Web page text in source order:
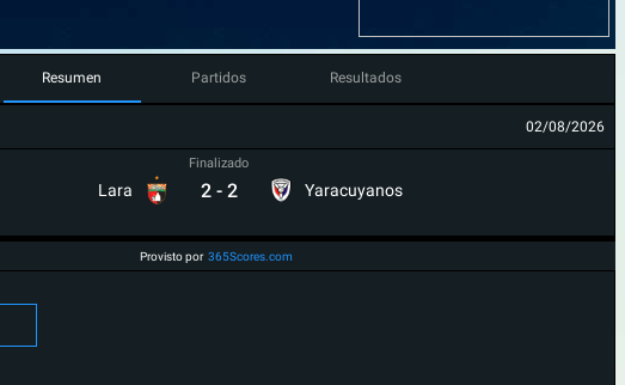
Resumen Partidos Resultados
02/08/2026
Lara
Finalizado
2 - 2 Yaracuyanos
Provisto por 365Scores.com